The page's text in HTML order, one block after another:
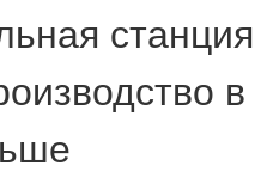
станция
в